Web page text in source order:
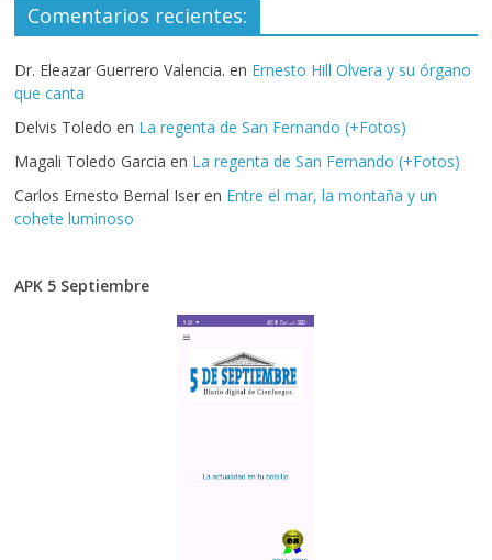
Comentarios recientes:
Dr. Eleazar Guerrero Valencia. en Ernesto Hill Olvera y su órgano
que canta
Delvis Toledo en La regenta de San Fernando (+Fotos)
Magali Toledo Garcia en La regenta de San Fernando (+Fotos)
Carlos Ernesto Bernal Iser en Entre el mar, la montaña y un
cohete luminoso
APK 5 Septiembre